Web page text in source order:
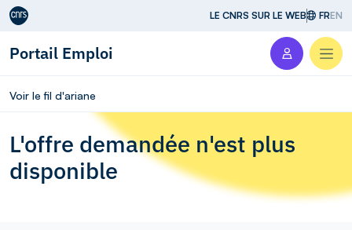
Aller au contenu LE CNRS SUR LE WEB FREN
Portail Emploi
Voir le fil d'ariane
L'offre demandée n'est plus
disponible